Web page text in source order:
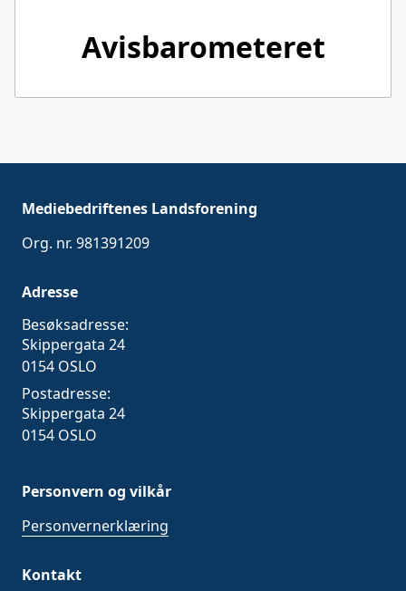
Avisbarometeret
Mediebedriftenes Landsforening
Org. nr. 981391209
Adresse
Besøksadresse:
Skippergata 24
0154 OSLO
Postadresse:
Skippergata 24
0154 OSLO
Personvern og vilkår
Personvernerklæring
Kontakt